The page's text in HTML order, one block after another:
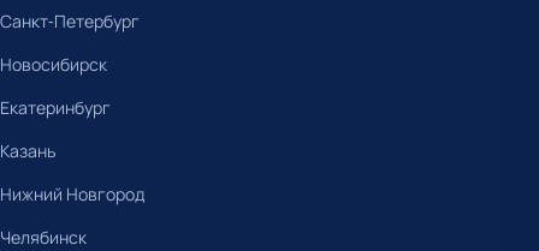
Санкт-Петербург
Новосибирск
Екатеринбург
Казань
Нижний Новгород
Челябинск